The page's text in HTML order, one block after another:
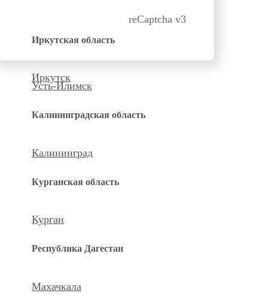
reCaptcha v3
Иркутская область
Иркутск
Усть-Илимск
Калининградская область
Калининград
Курганская область
Курган
Республика Дагестан
Махачкала